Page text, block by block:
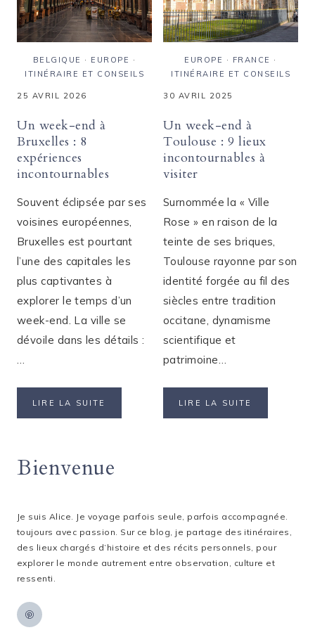
BELGIQUE · EUROPE ·
ITINÉRAIRE ET CONSEILS
25 AVRIL 2026
Un week-end à
Bruxelles : 8
expériences
incontournables
Souvent éclipsée par ses
voisines européennes,
Bruxelles est pourtant
l’une des capitales les
plus captivantes à
explorer le temps d’un
week-end. La ville se
dévoile dans les détails :
LIRE LA SUITE
:
INCONTOURNABLES
EUROPE · FRANCE ·
ITINÉRAIRE ET CONSEILS
30 AVRIL 2025
Un week-end à
Toulouse : 9 lieux
incontournables à
visiter
Surnommée la « Ville
Rose » en raison de la
teinte de ses briques,
Toulouse rayonne par son
identité forgée au fil des
siècles entre tradition
occitane, dynamisme
scientifique et
patrimoine…
LIRE LA SUITE
Bienvenue
Je suis Alice. Je voyage parfois seule, parfois accompagnée.
toujours avec passion. Sur ce blog, je partage des itinéraires,
des lieux chargés d’histoire et des récits personnels, pour
explorer le monde autrement entre observation, culture et
ressenti.